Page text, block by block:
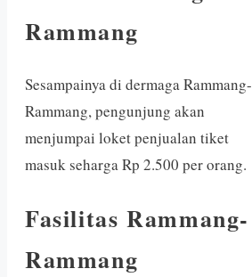
Rammang
Sesampainya di dermaga Rammang-
Rammang, pengunjung akan
menjumpai loket penjualan tiket
masuk seharga Rp 2.500 per orang.
Fasilitas Rammang-
Rammang